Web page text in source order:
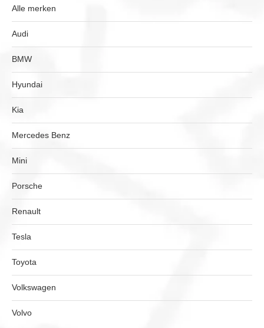
Alle merken
Audi
BMW
Hyundai
Kia
Mercedes Benz
Mini
Porsche
Renault
Tesla
Toyota
Volkswagen
Volvo